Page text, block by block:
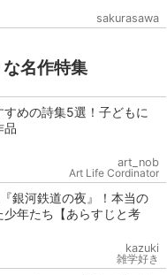
sakurasawa
名作特集
すめの詩集5選！子どもに
品
art_nob
Art Life Cordinator
銀河鉄道の夜』！本当の
少年たち【あらすじと考
kazuki
雑学好き